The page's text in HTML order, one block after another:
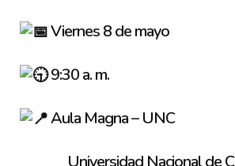
Viernes 8 de mayo
9:30 a. m.
Aula Magna – UNC